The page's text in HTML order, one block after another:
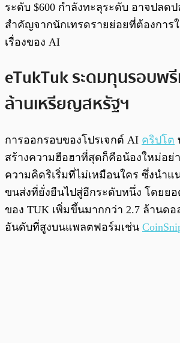
ระดับ $600 กำลังทะลุระดับ อาจปลด
สำคัญจากนักเทรดรายย่อยที่ต้องการ
เรื่องของ AI
eTukTuk ระดมทุนรอบพรี
ล้านเหรียญสหรัฐฯ
การออกรอบของโปรเจกต์ AI คริปโต
สร้างความฮือฮาที่สุดก็คือน้องใหม่อย่
ความคิดริเริ่มที่ไม่เหมือนใคร ซึ่งนำแ
ขนส่งที่ยั่งยืนไปสู่อีกระดับหนึ่ง โดยยอ
ของ TUK เพิ่มขึ้นมากกว่า 2.7 ล้านด
อันดับที่สูงบนแพลตฟอร์มเช่น